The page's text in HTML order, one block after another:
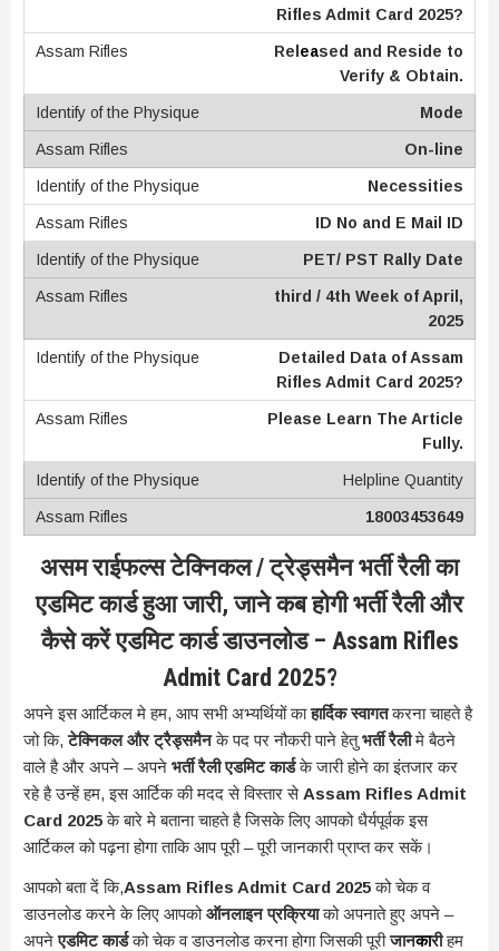
Rifles Admit Card 2025?
Released and Reside to
Verify & Obtain.
Mode
On-line
Necessities
ID No and E Mail ID
PET/ PST Rally Date
third / 4th Week of April,
2025
Detailed Data of Assam
Rifles Admit Card 2025?
Please Learn The Article
Fully.
Helpline Quantity
18003453649
असम राईफल्स टेक्निकल / ट्रेड्समैन भर्ती रैली का
एडमिट कार्ड हुआ जारी, जाने कब होगी भर्ती रैली और
कैसे करें एडमिट कार्ड डाउनलोड – Assam Rifles
Admit Card 2025?
अपने इस आर्टिकल मे हम, आप सभी अभ्यर्थियों काहार्दिक स्वागतकरना चाहते है
जो कि, टेक्निकल और ट्रैड्समैनके पद पर नौकरी पाने हेतुभर्ती रैलीमे बैठने
वाले है और अपने – अपने भर्ती रैली एडमिट कार्डके जारी होने का इंतजार कर
रहे है उन्हें हम, इस आर्टिक की मदद से विस्तार से Assam Rifles Admit
Card 2025के बारे मे बताना चाहते है जिसके लिए आपको धैर्यपूर्वक इस
आर्टिकल को पढ़ना होगा ताकि आप पूरी – पूरी जानकारी प्राप्त कर सकें।
आपको बता दें कि,Assam Rifles Admit Card 2025को चेक व
डाउनलोड करने के लिए आपकोऑनलाइन प्रक्रियाको अपनाते हुए अपने –
अपनेएडमिट कार्डको चेक व डाउनलोड करना होगा जिसकी पूरीजानकारीहम